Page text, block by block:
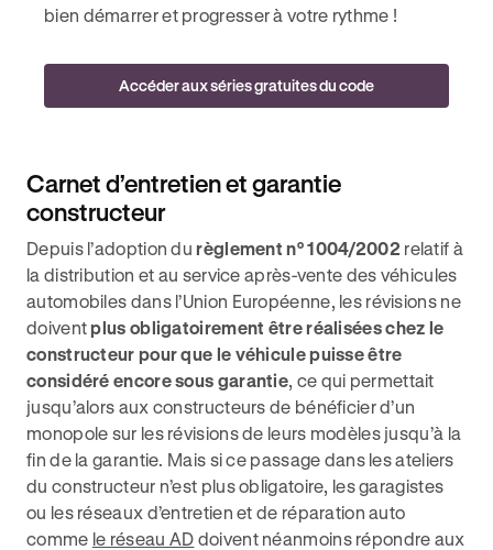
bien démarrer et progresser à votre rythme !
Accéder aux séries gratuites du code
Carnet d’entretien et garantie
constructeur
Depuis l’adoption durèglement n° 1004/2002 relatif à
la distribution et au service après-vente des véhicules
automobiles dans l’Union Européenne, les révisions ne
doiventplus obligatoirement être réalisées chez le
constructeur pour que le véhicule puisse être
considéré encore sous garantie, ce qui permettait
jusqu’alors aux constructeurs de bénéficier d’un
monopole sur les révisions de leurs modèles jusqu’à la
fin de la garantie. Mais si ce passage dans les ateliers
du constructeur n’est plus obligatoire, les garagistes
ou les réseaux d’entretien et de réparation auto
comme le réseau AD doivent néanmoins répondre aux